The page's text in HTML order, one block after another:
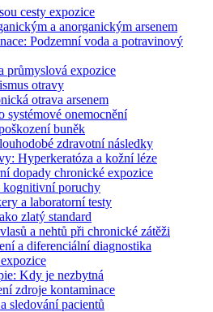
cesty expozice
a anorganickým arsenem
Podzemní voda a potravinový
průmyslová expozice
otravy
otrava arsenem
systémové onemocnění
buněk
zdravotní následky
Hyperkeratóza a kožní léze
dopady chronické expozice
kognitivní poruchy
a laboratorní testy
zlatý standard
a nehtů při chronické zátěži
a diferenciální diagnostika
Kdy je nezbytná
zdroje kontaminace
sledování pacientů